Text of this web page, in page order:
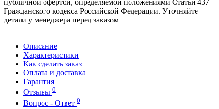
публичной офертой, определяемой положениями Статьи 437
Гражданского кодекса Российской Федерации. Уточняйте
детали у менеджера перед заказом.
Описание
Характеристики
Как сделать заказ
Оплата и доставка
Гарантия
Отзывы 0
Вопрос - Ответ 0